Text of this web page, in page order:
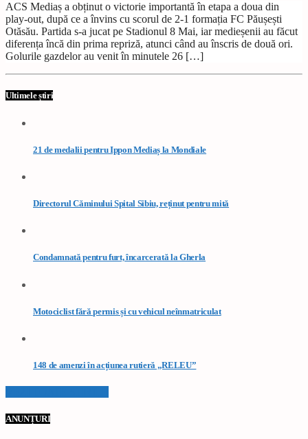
ACS Mediaș a obținut o victorie importantă în etapa a doua din
play-out, după ce a învins cu scorul de 2-1 formația FC Păușești
Otăsău. Partida s-a jucat pe Stadionul 8 Mai, iar medieșenii au făcut
diferența încă din prima repriză, atunci când au înscris de două ori.
Golurile gazdelor au venit în minutele 26 […]
Ultimele știri
21 de medalii pentru Ippon Mediaș la Mondiale
Directorul Căminului Spital Sibiu, reținut pentru mită
Condamnată pentru furt, încarcerată la Gherla
Motociclist fără permis și cu vehicul neînmatriculat
148 de amenzi în acțiunea rutieră „RELEU”
ANUNȚURI